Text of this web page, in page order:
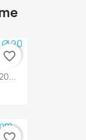
favorite_border